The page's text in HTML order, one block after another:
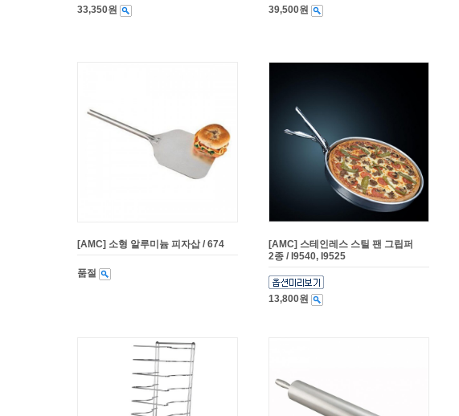
33,350원 39,500원
[AMC] 소형 알루미늄 피자삽 / 674
품절
[AMC] 스테인레스 스틸 팬 그립퍼
2종 / I9540, I9525
13,800원